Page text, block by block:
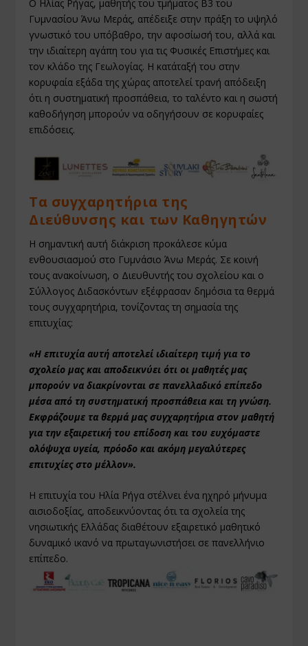
Ο Ηλίας Ρήγας, μαθητής του τμήματος Β3 του
Γυμνασίου Άνω Μεράς, απέδειξε στην πράξη το υψηλό
γνωστικό του υπόβαθρο, την αφοσίωσή του, αλλά και
την ιδιαίτερη αγάπη του για τις Φυσικές Επιστήμες και
τον κλάδο της Γεωλογίας. Η κατάταξή του στην
κορυφαία εξάδα της χώρας αποτελεί τρανή απόδειξη
ότι η συστηματική προσπάθεια, το ταλέντο και η σωστή
καθοδήγηση μπορούν να οδηγήσουν σε κορυφαίες
επιδόσεις.
Τα συγχαρητήρια της
Διεύθυνσης και των Καθηγητών
Η σημαντική αυτή διάκριση προκάλεσε κύμα
ενθουσιασμού στο Γυμνάσιο Άνω Μεράς. Σε κοινή
τους ανακοίνωση, ο Διευθυντής του σχολείου και ο
Σύλλογος Διδασκόντων εξέφρασαν δημόσια τα θερμά
τους συγχαρητήρια, τονίζοντας τη σημασία της
επιτυχίας:
«Η επιτυχία αυτή αποτελεί ιδιαίτερη τιμή για το
σχολείο μας και αποδεικνύει ότι οι μαθητές μας
μπορούν να διακρίνονται σε πανελλαδικό επίπεδο
μέσα από τη συστηματική προσπάθεια και τη γνώση.
Εκφράζουμε τα θερμά μας συγχαρητήρια στον μαθητή
για την εξαιρετική του επίδοση και του ευχόμαστε
ολόψυχα υγεία, πρόοδο και ακόμη μεγαλύτερες
επιτυχίες στο μέλλον».
Η επιτυχία του Ηλία Ρήγα στέλνει ένα ηχηρό μήνυμα
αισιοδοξίας, αποδεικνύοντας ότι τα σχολεία της
νησιωτικής Ελλάδας διαθέτουν εξαιρετικό μαθητικό
δυναμικό ικανό να πρωταγωνιστήσει σε πανελλήνιο
επίπεδο.